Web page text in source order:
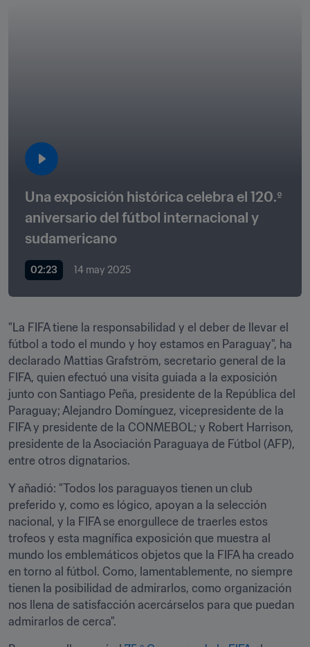
Una exposición histórica celebra el 120.º
aniversario del fútbol internacional y
02:23 14 may 2025
"La FIFA tiene la responsabilidad y el deber de llevar el
fútbol a todo el mundo y hoy estamos en Paraguay", ha
declarado Mattias Grafström, secretario general de la
FIFA, quien efectuó una visita guiada a la exposición
junto con Santiago Peña, presidente de la República del
Paraguay; Alejandro Domínguez, vicepresidente de la
FIFA y presidente de la CONMEBOL; y Robert Harrison,
presidente de la Asociación Paraguaya de Fútbol (AFP),
entre otros dignatarios.
Y añadió: "Todos los paraguayos tienen un club
preferido y, como es lógico, apoyan a la selección
nacional, y la FIFA se enorgullece de traerles estos
trofeos y esta magnífica exposición que muestra al
mundo los emblemáticos objetos que la FIFA ha creado
en torno al fútbol. Como, lamentablemente, no siempre
tienen la posibilidad de admirarlos, como organización
nos llena de satisfacción acercárselos para que puedan
admirarlos de cerca".